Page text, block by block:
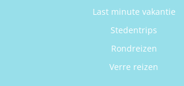
Last minute vakantie
Stedentrips
Rondreizen
Verre reizen